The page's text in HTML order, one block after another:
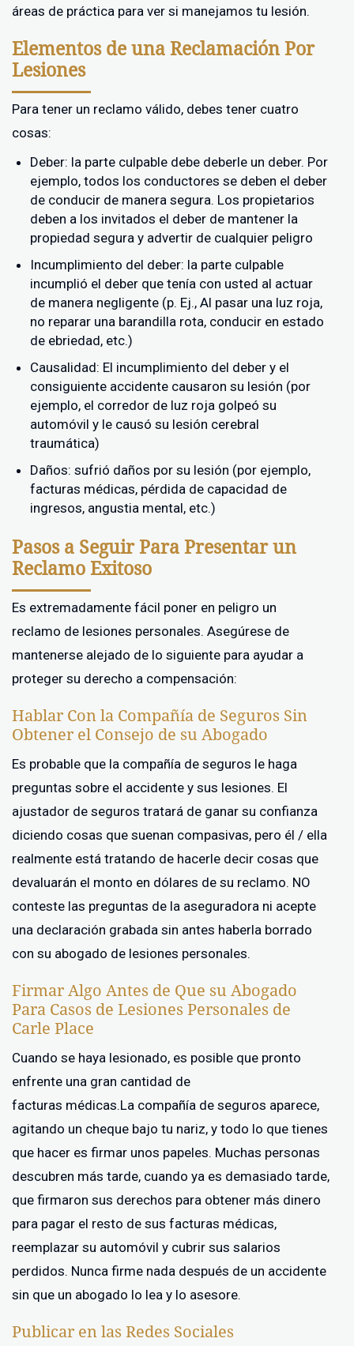
áreas de práctica para ver si manejamos tu lesión.
Elementos de una Reclamación Por
Lesiones
Para tener un reclamo válido, debes tener cuatro
cosas:
Deber: la parte culpable debe deberle un deber. Por
ejemplo, todos los conductores se deben el deber
de conducir de manera segura. Los propietarios
deben a los invitados el deber de mantener la
propiedad segura y advertir de cualquier peligro
Incumplimiento del deber: la parte culpable
incumplió el deber que tenía con usted al actuar
de manera negligente (p. Ej., Al pasar una luz roja,
no reparar una barandilla rota, conducir en estado
de ebriedad, etc.)
Causalidad: El incumplimiento del deber y el
consiguiente accidente causaron su lesión (por
ejemplo, el corredor de luz roja golpeó su
automóvil y le causó su lesión cerebral
traumática)
Daños: sufrió daños por su lesión (por ejemplo,
facturas médicas, pérdida de capacidad de
ingresos, angustia mental, etc.)
Pasos a Seguir Para Presentar un
Reclamo Exitoso
Es extremadamente fácil poner en peligro un
reclamo de lesiones personales. Asegúrese de
mantenerse alejado de lo siguiente para ayudar a
proteger su derecho a compensación:
Hablar Con la Compañía de Seguros Sin
Obtener el Consejo de su Abogado
Es probable que la compañía de seguros le haga
preguntas sobre el accidente y sus lesiones. El
ajustador de seguros tratará de ganar su confianza
diciendo cosas que suenan compasivas, pero él / ella
realmente está tratando de hacerle decir cosas que
devaluarán el monto en dólares de su reclamo. NO
conteste las preguntas de la aseguradora ni acepte
una declaración grabada sin antes haberla borrado
con su abogado de lesiones personales.
Firmar Algo Antes de Que su Abogado
Para Casos de Lesiones Personales de
Carle Place
Cuando se haya lesionado, es posible que pronto
enfrente una gran cantidad de
facturas médicas.La compañía de seguros aparece,
agitando un cheque bajo tu nariz, y todo lo que tienes
que hacer es firmar unos papeles. Muchas personas
descubren más tarde, cuando ya es demasiado tarde,
que firmaron sus derechos para obtener más dinero
para pagar el resto de sus facturas médicas,
reemplazar su automóvil y cubrir sus salarios
perdidos. Nunca firme nada después de un accidente
sin que un abogado lo lea y lo asesore.
Publicar en las Redes Sociales